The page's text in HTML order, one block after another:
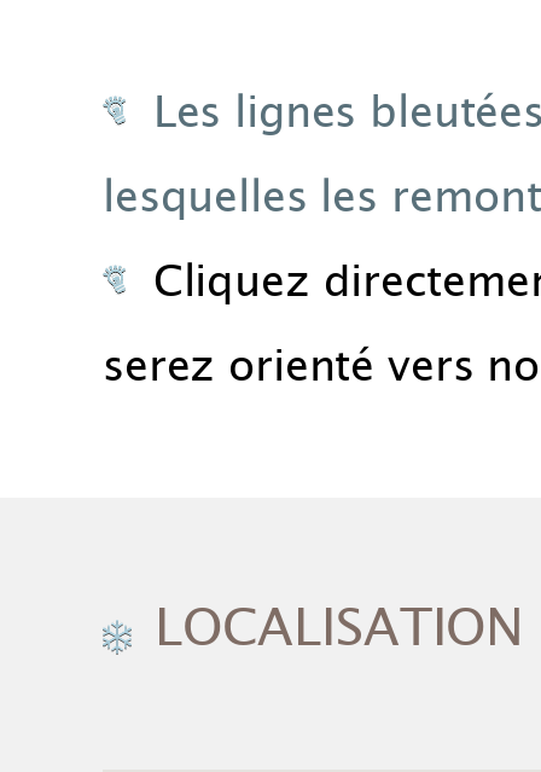
Les lignes
lesquelles les
Cliquez
serez orienté vers
LOCALISATION